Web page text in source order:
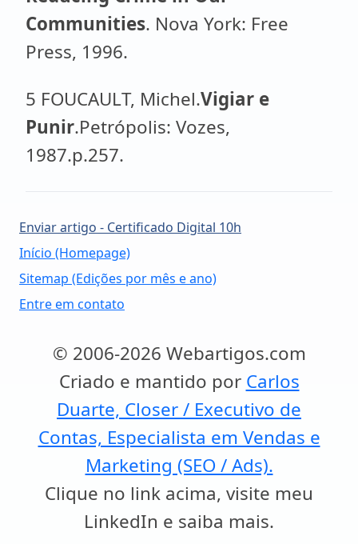
Communities. Nova York: Free
Press, 1996.
5 FOUCAULT, Michel.Vigiar e
Punir.Petrópolis: Vozes,
1987.p.257.
Enviar artigo - Certificado Digital 10h
Início (Homepage)
Sitemap (Edições por mês e ano)
Entre em contato
© 2006-2026 Webartigos.com
Criado e mantido por Carlos
Duarte, Closer / Executivo de
Contas, Especialista em Vendas e
Marketing (SEO / Ads).
Clique no link acima, visite meu
LinkedIn e saiba mais.